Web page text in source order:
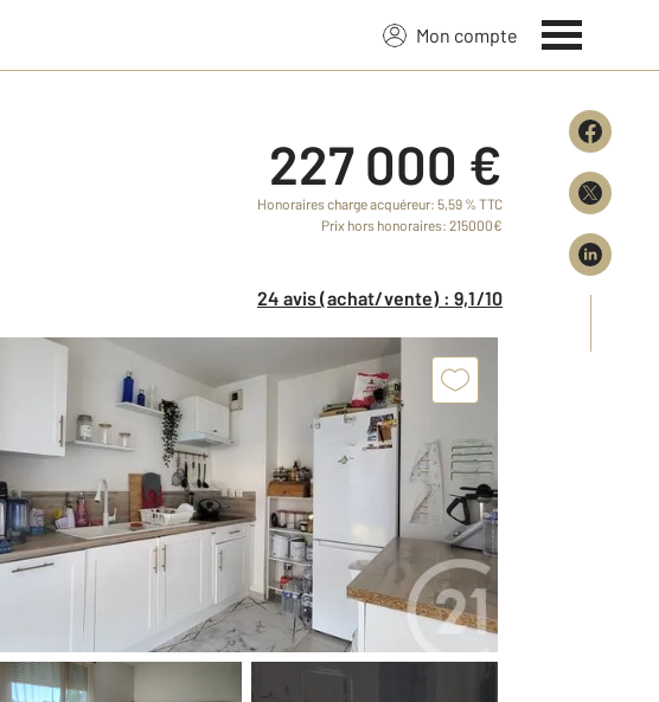
Mon compte
227 000 €
Honoraires charge acquéreur: 5,59 % TTC
Prix hors honoraires: 215000€
24 avis (achat/vente) : 9,1/10